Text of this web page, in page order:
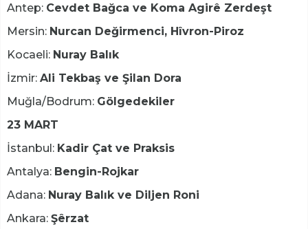
Antep: Cevdet Bağca ve Koma Agirê Zerdeşt
Mersin: Nurcan Değirmenci, Hîvron-Piroz
Kocaeli: Nuray Balık
İzmir: Ali Tekbaş ve Şilan Dora
Muğla/Bodrum: Gölgedekiler
23 MART
İstanbul: Kadir Çat ve Praksis
Antalya: Bengin-Rojkar
Adana: Nuray Balık ve Diljen Roni
Ankara: Şêrzat